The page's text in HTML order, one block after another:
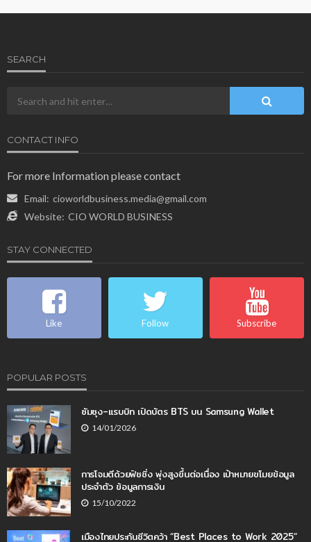
SEARCH
CONTACT INFO
For more Information please contact
Email: cioworldbusiness.media@gmail.com
Website: CIO WORLD BUSINESS
STAY CONNECTED
Like Follow Subscribe
POPULAR POSTS
ซัมซุง–แรบบิท เปิดบัตร BTS บน Samsung Wallet
14/01/2026
การโจมตีด้วยฟิชชิ่ง พุ่งสูงขึ้นต่อเนื่อง เป้าหมายขโมยข้อมูล
ประจำตัว ข้อมูลการเงิน
15/10/2022
เมืองไทยประกันชีวิตคว้า “Best Places to Work 2025”